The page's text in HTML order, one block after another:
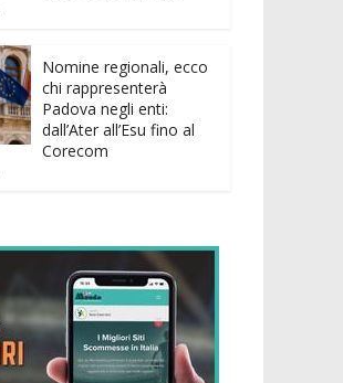
Nomine regionali, ecco
chi rappresenterà
Padova negli enti:
dall’Ater all’Esu fino al
Corecom